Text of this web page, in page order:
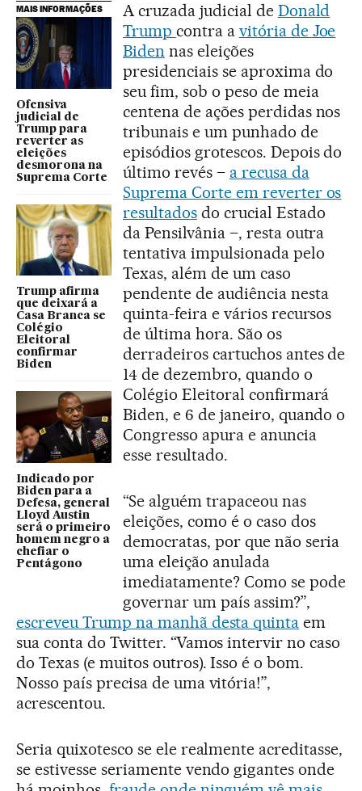
MAIS INFORMAÇÕES
Ofensiva
judicial de
Trump para
reverter as
eleições
desmorona na
Suprema Corte
Trump afirma
que deixará a
Casa Branca se
Colégio
Eleitoral
confirmar
Biden
Indicado por
Biden para a
Defesa, general
Lloyd Austin
será o primeiro
homem negro a
chefiar o
Pentágono
A cruzada judicial de Donald
Trump contra a vitória de Joe
Biden nas eleições
presidenciais se aproxima do
seu fim, sob o peso de meia
centena de ações perdidas nos
tribunais e um punhado de
episódios grotescos. Depois do
último revés – a recusa da
Suprema Corte em reverter os
resultadosdo crucial Estado
da Pensilvânia –, resta outra
tentativa impulsionada pelo
Texas, além de um caso
pendente de audiência nesta
quinta-feira e vários recursos
de última hora. São os
derradeiros cartuchos antes de
14 de dezembro, quando o
Colégio Eleitoral confirmará
Biden, e 6 de janeiro, quando o
Congresso apura e anuncia
esse resultado.
“Se alguém trapaceou nas
eleições, como é o caso dos
democratas, por que não seria
uma eleição anulada
imediatamente? Como se pode
governar um país assim?”,
escreveu Trump na manhã desta quinta em
sua conta do Twitter. “Vamos intervir no caso
do Texas (e muitos outros). Isso é o bom.
Nosso país precisa de uma vitória!”,
acrescentou.
Seria quixotesco se ele realmente acreditasse,
se estivesse seriamente vendo gigantes onde